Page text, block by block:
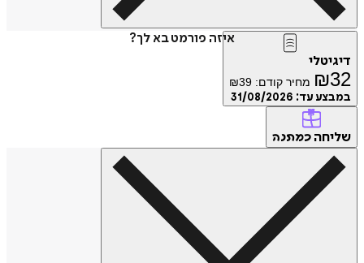
איזה פורמט בא לך?
דיגיטלי
₪32 מחיר קודם: ₪39
במבצע עד: 31/08/2026
שליחה כמתנה